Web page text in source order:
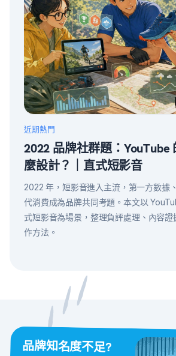
近期熱門
2022 品牌社群題：YouTube
麼設計？｜直式短影音
2022 年，短影音進入主流，第一方數據
代消費成為品牌共同考題。本文以
式短影音為場景，整理負評處理、內容
作方法。
品牌知名度不足?